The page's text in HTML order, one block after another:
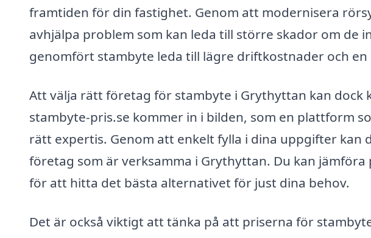
framtiden för din fastighet. Genom att modernisera
avhjälpa problem som kan leda till större skador om de
genomfört stambyte leda till lägre driftkostnader och
Att välja rätt företag för stambyte i Grythyttan kan dock
stambyte-pris.se kommer in i bilden, som en plattform
rätt expertis. Genom att enkelt fylla i dina uppgifter kan
företag som är verksamma i Grythyttan. Du kan
för att hitta det bästa alternativet för just dina behov.
Det är också viktigt att tänka på att priserna för